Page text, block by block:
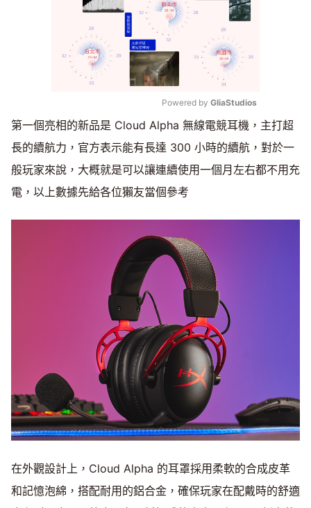
Mute
Powered by GliaStudios
第一個亮相的新品是 Cloud Alpha 無線電競耳機，主打超
長的續航力，官方表示能有長達 300 小時的續航，對於一
般玩家來說，大概就是可以讓連續使用一個月左右都不用充
電，以上數據先給各位獺友當個參考
在外觀設計上，Cloud Alpha 的耳罩採用柔軟的合成皮革
和記憶泡綿，搭配耐用的鋁合金，確保玩家在配戴時的舒適